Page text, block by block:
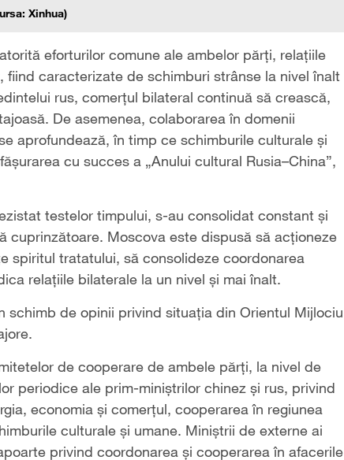
Xinhua)
eforturilor comune ale ambelor părți, relațiile
caracterizate de schimburi strânse la nivel înalt
rus, comerțul bilateral continuă să crească,
De asemenea, colaborarea în domenii
aprofundează, în timp ce schimburile culturale și
cu succes a „Anului cultural Rusia–China”,
testelor timpului, s-au consolidat constant și
cuprinzătoare. Moscova este dispusă să acționeze
spiritul tratatului, să consolideze coordonarea
relațiile bilaterale la un nivel și mai înalt.
schimb de opinii privind situația din Orientul Mijlociu
de cooperare de ambele părți, la nivel de
periodice ale prim-miniștrilor chinez și rus, privind
economia și comerțul, cooperarea în regiunea
culturale și umane. Miniștrii de externe ai
privind coordonarea și cooperarea în afacerile